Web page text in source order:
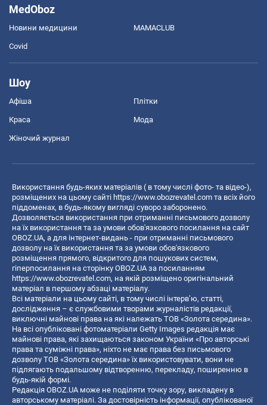
MedOboz
Новини медицини MAMACLUB
Covid
Шоу
Афіша Плітки
Краса Мода
Жіночий журнал
Використання будь-яких матеріалів ( в тому числі фото- та відео-),
розміщених на цьому сайті https://www.obozrevatel.com та всіх його
піддоменах, в будь-якому вигляді суворо заборонено.
Дозволяється використання при отриманні письмового дозволу
на їх використання та за умови обов'язкового посилання на сайт
OBOZ.UA, а для інтернет-видань - при отриманні письмового
дозволу на їх використання та за умови обов'язкового
розміщення прямого, відкритого для пошукових систем,
гіперпосилання на сторінку OBOZ.UA за посиланням
https://www.obozrevatel.com, на якій розміщено оригінальний
матеріал в першому абзаці матеріалу.
Всі матеріали на цьому сайті, в тому числі інтерв’ю, статті,
дослідження – є службовими творами журналістів редакції,
виключні майнові права на які належать ТОВ «Золота середина».
На всі опубліковані фотоматеріали Getty Images редакція має
майнові права, які захищаються законом України «Про авторські
права та суміжні права», ніхто не має права без письмового
дозволу ТОВ «Золота середина» їх використовувати, вони не
підлягають подальшому відтворенню, перекладу, поширенню в
будь-якій формі.
Редакція OBOZ.UA може не поділяти точку зору, викладену в
авторському матеріалі. За достовірність інформації, опублікованої